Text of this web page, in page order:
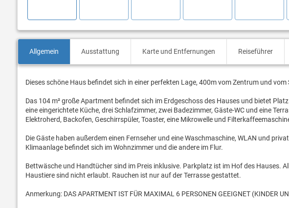
Allgemein Ausstattung Karte und Entfernungen Reiseführer
Dieses schöne Haus befindet sich in einer perfekten Lage, 400m vom Zentrum und
Das 104 m² große Apartment befindet sich im Erdgeschoss des Hauses und bietet
eine eingerichtete Küche, drei Schlafzimmer, zwei Badezimmer, Gäste-WC und eine
Elektroherd, Backofen, Geschirrspüler, Toaster, eine Mikrowelle und
Die Gäste haben außerdem einen Fernseher und eine Waschmaschine, WLAN und
Klimaanlage befindet sich im Wohnzimmer und die andere im Flur.
Bettwäsche und Handtücher sind im Preis inklusive. Parkplatz ist im Hof des Hauses.
Haustiere sind nicht erlaubt. Rauchen ist nur auf der Terrasse gestattet.
Anmerkung: DAS APARTMENT IST FÜR MAXIMAL 6 PERSONEN GEEIGNET (KINDER